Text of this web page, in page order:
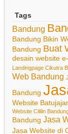
Tags
Bandung
Bandung Bikin
Bandung Buat
desain website
Landingpage Cikutra
Web Bandung
Bandung
Website Batujajar
Website Cililin
Bandung Jasa
Jasa Website di